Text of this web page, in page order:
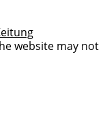
website may not